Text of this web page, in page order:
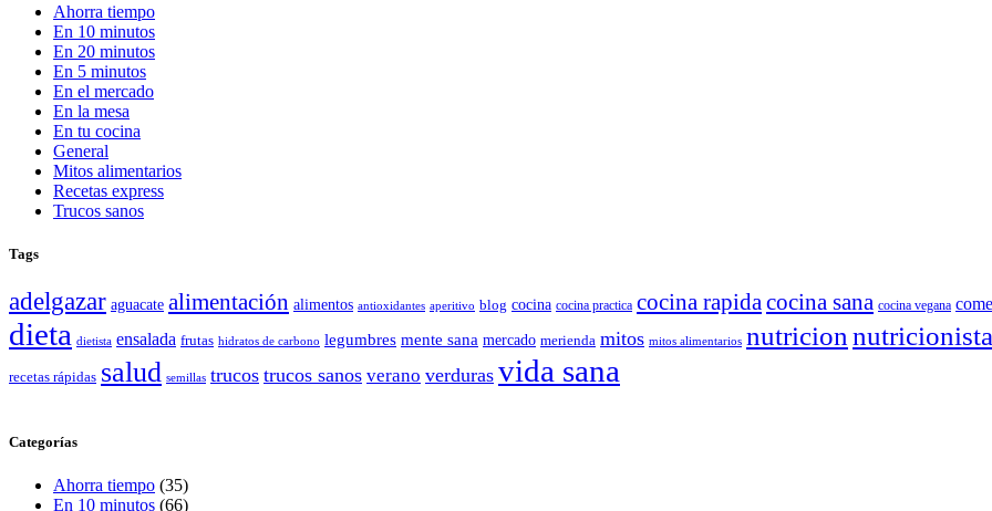
Ahorra tiempo
En 10 minutos
En 20 minutos
En 5 minutos
En el mercado
En la mesa
En tu cocina
General
Mitos alimentarios
Recetas express
Trucos sanos
Tags
adelgazar aguacate alimentación alimentos antioxidantes aperitivo blog cocina cocina practica cocina rapidacocina sana cocina vegana
dieta dietista ensalada frutas hidratos de carbono legumbres mente sana mercado merienda mitos mitos alimentarios nutricion nutricionista
recetas rápidas salud semillas trucos trucos sanos verano verduras vida sana
Categorías
Ahorra tiempo (35)
En 10 minutos (66)